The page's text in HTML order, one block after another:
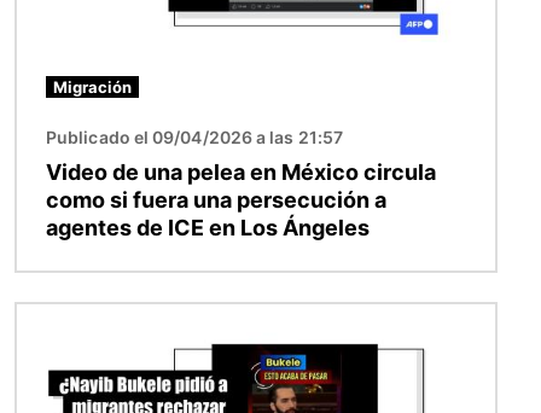
Migración
Publicado el 09/04/2026 a las 21:57
Video de una pelea en México circula
como si fuera una persecución a
agentes de ICE en Los Ángeles